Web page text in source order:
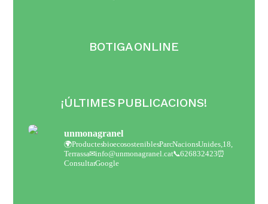
BOTIGA ONLINE
¡ÚLTIMES PUBLICACIONS!
unmonagranel
🌍Productes bio eco sosteniblesParc Nacions Unides,18,
Terrassa✉ info@unmonagranel.cat📞 626832423⏰
Consultar Google